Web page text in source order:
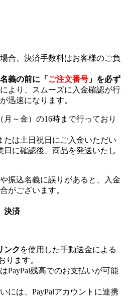
合、決済手数料はお客様のご負
義の前に「 ご注文番号 」を必ず
より、スムーズに入金確認が行
迅速になります。
月～金）の16時まで行っており
たは土日祝日にご入金いただい
日に確認後、商品を発送いたし
振込名義に誤りがあると、入金
がございます。
決済
ンク を使用した手動送金による
ります。
PayPal残高でのお支払いが可能
には、PayPalアカウントに連携